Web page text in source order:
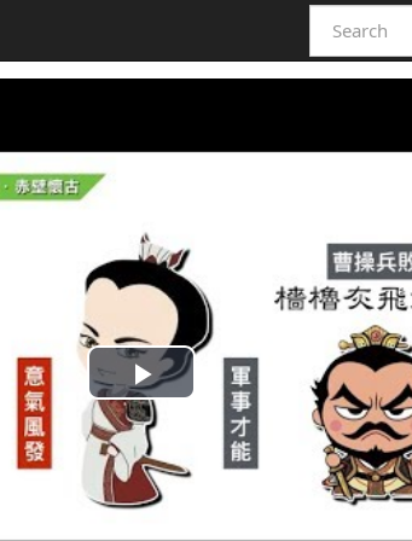
Play
Video